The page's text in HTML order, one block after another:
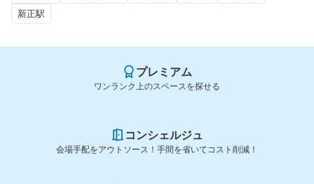
新正駅
プレミアム
ワンランク上のスペースを探せる
コンシェルジュ
会場手配をアウトソース！手間を省いてコスト削減！